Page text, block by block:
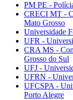
PM PE -
CRECI MT -
Mato Grosso
Universidade
UFR -
CRA MS -
Grosso do Sul
UFJ -
UFRN -
UFCSPA -
Porto Alegre